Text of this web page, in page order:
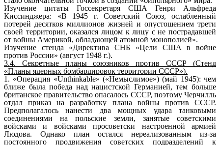
Изучение цитаты Госсекретаря США Генри Альфреда
Киссинджера: «В 1945 г. Советский Союз, ослабленный
потерей десятков миллионов жизней и опустошением трети
своей территории, оказался лицом к лицу с не пострадавшей
от войны Америкой, обладающей атомной монополией».
Изучение стенда «Директива СНБ «Цели США в войне
против России» (август 1948 г.).
3.4. Секретные планы союзников против СССР (Стенд
«Планы ядерных бомбардировок территории СССР»).
1. «Операция «Unthinkable» («Немыслимое») (май 1945): чем
ближе была победа над нацистской Германией, тем больше
британское правительство опасалось СССР, поэтому Черчилль
отдал приказ на разработку плана войны против СССР.
Предполагалось нанести два мощных удара танковыми
соединениями на польские земли, занятые советскими
войсками и войсками просоветски настроенной армией
Людова. Однако план остался нереализованным из-за
постоянного продвижения советских подразделений к